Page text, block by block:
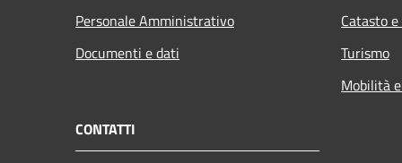
Personale Amministrativo
Documenti e dati
Catasto
Turismo
Mobilità
CONTATTI